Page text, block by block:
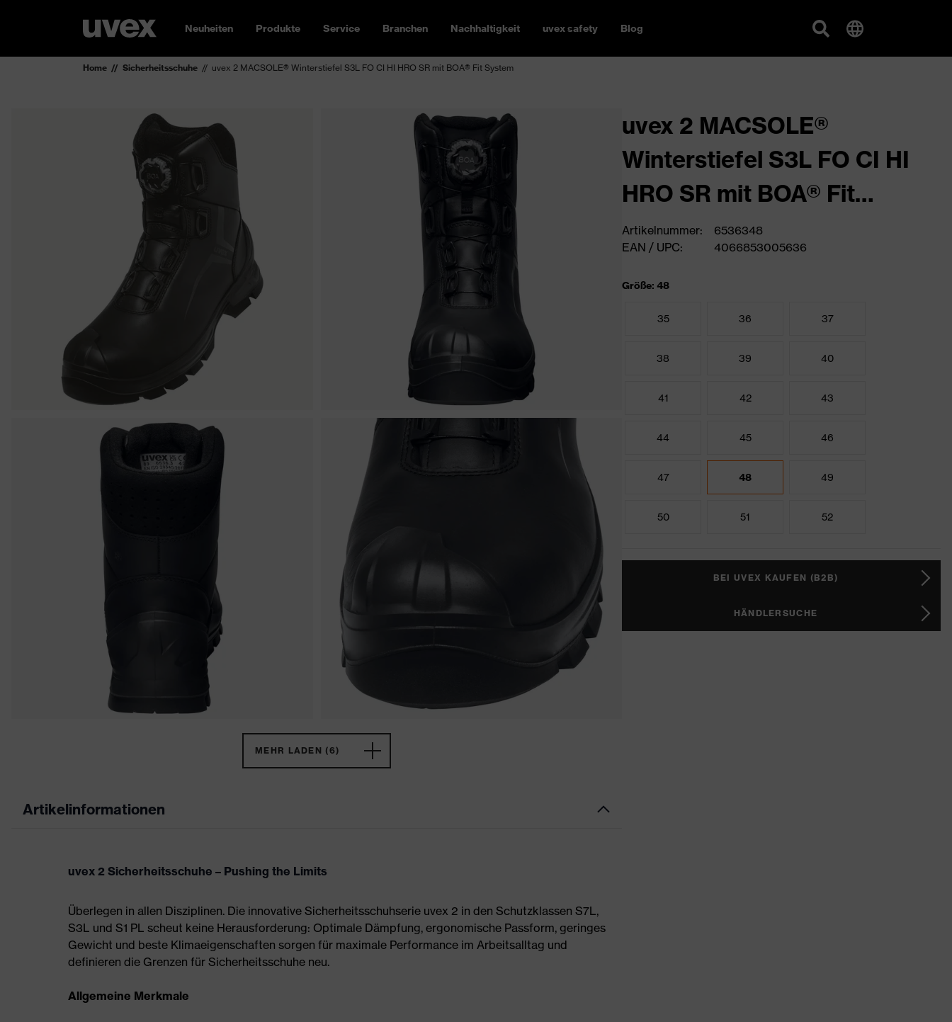
Neuheiten Produkte Service Branchen Nachhaltigkeit uvex safety Blog
Home Sicherheitsschuhe uvex 2 MACSOLE® Winterstiefel S3L FO CI HI HRO SR mit BOA® Fit System
MEHR LADEN (6)
Artikelinformationen
uvex 2 Sicherheitsschuhe – Pushing the Limits
Überlegen in allen Disziplinen. Die innovative Sicherheitsschuhserie uvex 2 in den Schutzklassen S7L,
S3L und S1 PL scheut keine Herausforderung: Optimale Dämpfung, ergonomische Passform, geringes
Gewicht und beste Klimaeigenschaften sorgen für maximale Performance im Arbeitsalltag und
definieren die Grenzen für Sicherheitsschuhe neu.
Allgemeine Merkmale
uvex 2 MACSOLE®
Winterstiefel S3L FO CI HI
HRO SR mit BOA® Fit
System
Artikelnummer:
6536348
EAN / UPC:
4066853005636
Größe: 48
35 36 37
38 39 40
41 42 43
44 45 46
47 48 49
50 51 52
BEI UVEX KAUFEN (B2B)
HÄNDLERSUCHE